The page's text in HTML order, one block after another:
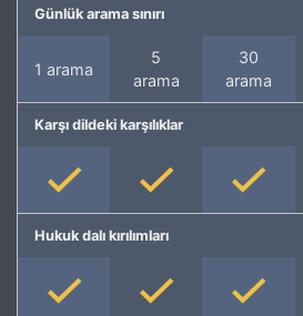
Günlük arama sınırı
1 arama
5
arama
30
arama
Karşı dildeki karşılıklar
Hukuk dalı kırılımları